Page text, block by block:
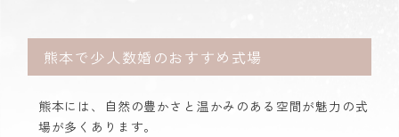
熊本で少人数婚のおすすめ式場
熊本には、自然の豊かさと温かみのある空間が魅力の式
場が多くあります。